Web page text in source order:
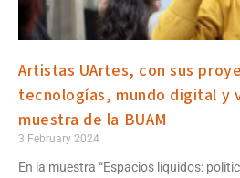
Artistas UArtes, con sus
tecnologías, mundo digital y
muestra de la BUAM
3 February 2024
En la muestra “Espacios líquidos: